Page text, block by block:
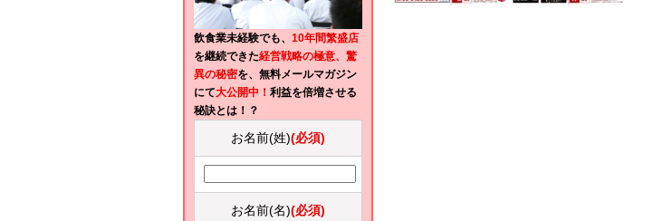
飲食業未経験でも、 10年間繁盛店
を継続できた経営戦略の極意、驚
異の秘密を、無料メールマガジン
にて大公開中！ 利益を倍増させる
秘訣とは！？
お名前(姓)(必須)
お名前(名)(必須)